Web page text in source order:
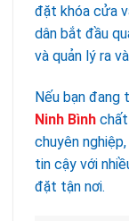
đặt khóa cửa
dân bắt đầu
và quản lý ra
Nếu bạn đang
Ninh Bình
chuyên nghiệp,
tin cậy với
đặt tận nơi.